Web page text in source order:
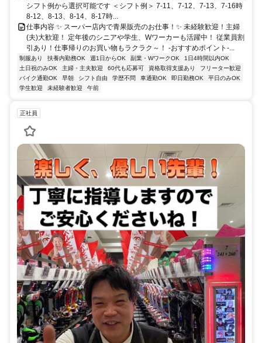
シフト例から選択可能です ＜シフト例＞ 7-11、7-12、7-13、7-16時
8-12、8-13、8-14、8-17時...
仕事内容 ✨ スーパー店内で青果販売のお仕事！✨ 未経験歓迎！主婦
(夫)大歓迎！ 定年後のシニアや学生、Wワーカーも活躍中！ 従業員割
引あり！仕事帰りのお買い物もラクラク～！ -おすすめポイント-...
制服あり 扶養内勤務OK 週1日からOK 副業・WワークOK
1日4時間以内OK
土日祝のみOK
主婦・主夫歓迎 60代も応募可 資格取得支援あり
フリーター歓迎
バイク通勤OK
早朝 シフト自由 学歴不問 車通勤OK 即日勤務OK
平日のみOK
学生歓迎
未経験者歓迎 午前
正社員